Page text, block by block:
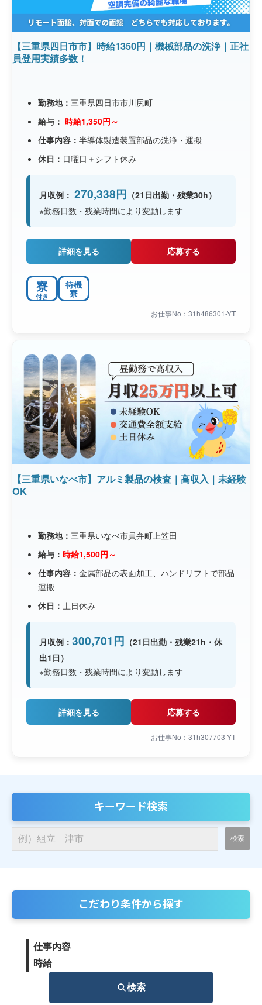
【三重県四日市市】時給1350円｜機械部品の洗浄｜正社
員登用実績多数！
勤務地： 三重県四日市市川尻町
給与： 時給1,350円～
仕事内容： 半導体製造装置部品の洗浄・運搬
休日： 日曜日＋シフト休み
月収例： 270,338円 （21日出勤・残業30h）
※勤務日数・残業時間により変動します
詳細を見る 応募する
寮
付き
待機
寮
お仕事No：31h486301-YT
【三重県いなべ市】アルミ製品の検査｜高収入｜未経験
OK
勤務地： 三重県いなべ市員弁町上笠田
給与： 時給1,500円～
仕事内容： 金属部品の表面加工、ハンドリフトで部品
運搬
休日： 土日休み
月収例： 300,701円 （21日出勤・残業21h・休
出1日）
※勤務日数・残業時間により変動します
詳細を見る 応募する
お仕事No：31h307703-YT
キーワード検索
こだわり条件から探す
仕事内容
時給
検索